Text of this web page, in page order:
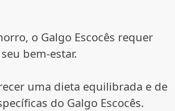
o Galgo Escocês requer
bem-estar.
uma dieta equilibrada e de
do Galgo Escocês.